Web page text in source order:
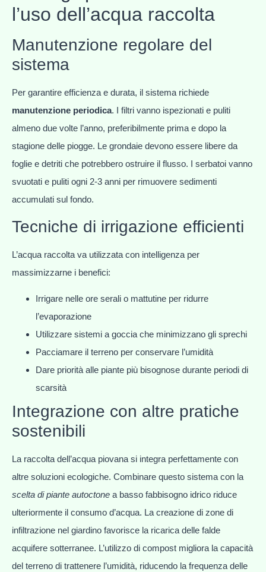
l’uso dell’acqua raccolta
Manutenzione regolare del
sistema
Per garantire efficienza e durata, il sistema richiede
manutenzione periodica. I filtri vanno ispezionati e puliti
almeno due volte l’anno, preferibilmente prima e dopo la
stagione delle piogge. Le grondaie devono essere libere da
foglie e detriti che potrebbero ostruire il flusso. I serbatoi vanno
svuotati e puliti ogni 2-3 anni per rimuovere sedimenti
accumulati sul fondo.
Tecniche di irrigazione efficienti
L’acqua raccolta va utilizzata con intelligenza per
massimizzarne i benefici:
Irrigare nelle ore serali o mattutine per ridurre
l’evaporazione
Utilizzare sistemi a goccia che minimizzano gli sprechi
Pacciamare il terreno per conservare l’umidità
Dare priorità alle piante più bisognose durante periodi di
scarsità
Integrazione con altre pratiche
sostenibili
La raccolta dell’acqua piovana si integra perfettamente con
altre soluzioni ecologiche. Combinare questo sistema con la
scelta di piante autoctone a basso fabbisogno idrico riduce
ulteriormente il consumo d’acqua. La creazione di zone di
infiltrazione nel giardino favorisce la ricarica delle falde
acquifere sotterranee. L’utilizzo di compost migliora la capacità
del terreno di trattenere l’umidità, riducendo la frequenza delle